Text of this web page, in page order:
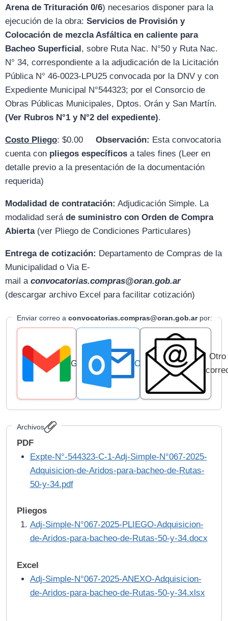
Arena de Trituración 0/6) necesarios disponer para la
ejecución de la obra: Servicios de Provisión y
Colocación de mezcla Asfáltica en caliente para
Bacheo Superficial , sobre Ruta Nac. N°50 y Ruta Nac.
N° 34, correspondiente a la adjudicación de la Licitación
Pública N° 46-0023-LPU25 convocada por la DNV y con
Expediente Municipal N°544323; por el Consorcio de
Obras Públicas Municipales, Dptos. Orán y San Martín.
(Ver Rubros N°1 y N°2 del expediente).
Costo Pliego: $0.00 Observación: Esta convocatoria
cuenta con pliegos específicos a tales fines (Leer en
detalle previo a la presentación de la documentación
requerida)
Modalidad de contratación: Adjudicación Simple. La
modalidad será de suministro con Orden de Compra
Abierta(ver Pliego de Condiciones Particulares)
Entrega de cotización: Departamento de Compras de la
Municipalidad o Via E-
mail a convocatorias.compras@oran.gob.ar
(descargar archivo Excel para facilitar cotización)
Enviar correo a convocatorias.compras@oran.gob.arpor:
Gmail Outlook
Otro
Archivos
PDF
Expte-N°-544323-C-1-Adj-Simple-N°067-2025-
Adquisicion-de-Aridos-para-bacheo-de-Rutas-
50-y-34.pdf
Pliegos
Adj-Simple-N°067-2025-PLIEGO-Adquisicion-
de-Aridos-para-bacheo-de-Rutas-50-y-34.docx
Excel
Adj-Simple-N°067-2025-ANEXO-Adquisicion-
de-Aridos-para-bacheo-de-Rutas-50-y-34.xlsx